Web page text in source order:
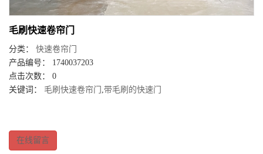
毛刷快速卷帘门
分类： 快速卷帘门
产品编号： 1740037203
点击次数： 0
关键词： 毛刷快速卷帘门 带毛刷的快速门
在线留言